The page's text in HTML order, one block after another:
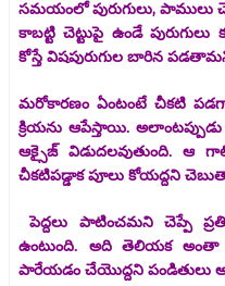
సమయంలో పురుగులు, పాములు
కాబట్టి చెట్టుపై ఉండే
కోస్తే విషపురుగుల బారిన
మరోకారణం ఏంటంటే చీకటి
క్రియను ఆపేస్తాయి.
ఆక్సైజ్ విడుదలవుతుంది. ఆ
చీకటిపడ్డాక పూలు కోయద్దని
పెద్దలు పాటించమని చెప్పే
ఉంటుంది. అది తెలియక అంతా
పారేయడం చేయొద్దని పండితులు